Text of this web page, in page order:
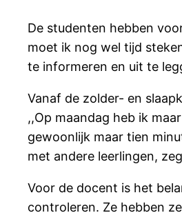
De studenten hebben
moet ik nog wel tijd
te informeren en uit te
Vanaf de zolder- en
,,Op maandag heb ik
gewoonlijk maar tien
met andere leerlingen,
Voor de docent is het
controleren. Ze hebben